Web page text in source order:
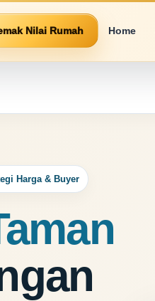
Nilai Rumah Home
Harga & Buyer